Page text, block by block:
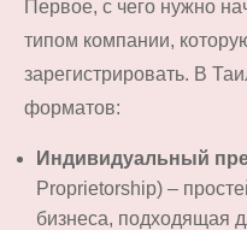
Первое, с чего нужно
типом компании,
зарегистрировать. В
форматов:
Индивидуальный
Proprietorship) –
бизнеса, подходящая